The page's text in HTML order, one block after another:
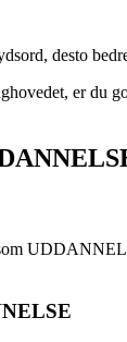
desto
er du